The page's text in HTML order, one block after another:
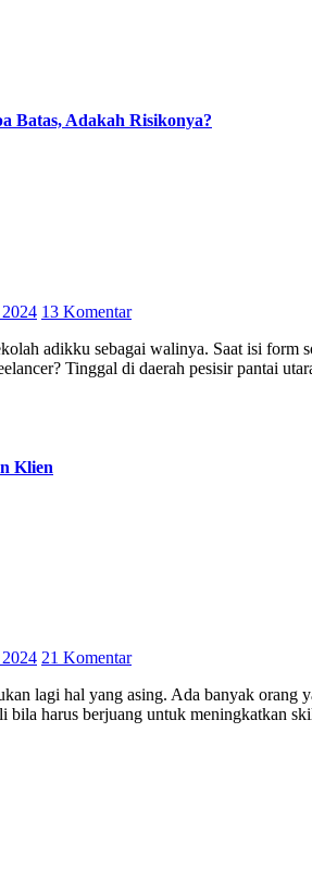
Batas, Adakah Risikonya?
13 Komentar
adikku sebagai walinya. Saat isi form
Tinggal di daerah pesisir pantai
Klien
21 Komentar
lagi hal yang asing. Ada banyak
bila harus berjuang untuk meningkatkan